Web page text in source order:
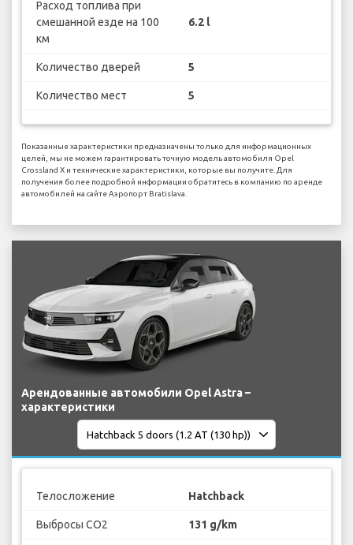
Расход топлива при
смешанной езде на 100
км
6.2 l
Количество дверей 5
Количество мест 5
Показанные характеристики предназначены только для информационных
целей, мы не можем гарантировать точную модель автомобиля Opel
Crossland X и технические характеристики, которые вы получите. Для
получения более подробной информации обратитесь в компанию по аренде
автомобилей на сайте Аэропорт Bratislava.
Арендованные автомобили Opel Astra –
характеристики
Телосложение Hatchback
Выбросы CO2 131 g/km